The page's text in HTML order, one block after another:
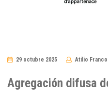
29 octubre 2025 Atilio
Agregación difusa